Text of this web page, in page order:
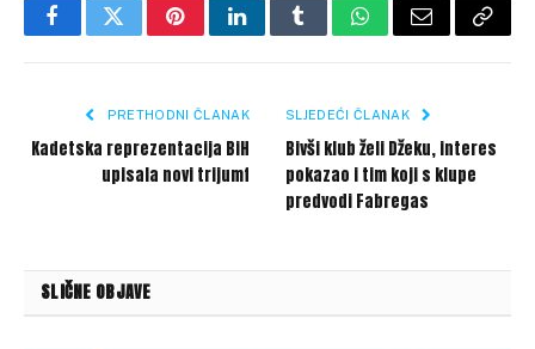
FacebookTwitterPinterestLinkedInTumblrWhatsApp
Email Copy
PRETHODNI ČLANAK
Kadetska reprezentacija BiH
upisala novi trijumf
SLJEDEĆI ČLANAK
Bivši klub želi Džeku, interes
pokazao i tim koji s klupe
predvodi Fabregas
SLIČNE OBJAVE